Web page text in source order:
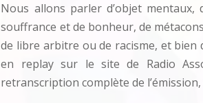
Nous allons parler d’objet mentaux,
souffrance et de bonheur, de
de libre arbitre ou de racisme, et bien
en replay sur le site de Radio
retranscription complète de